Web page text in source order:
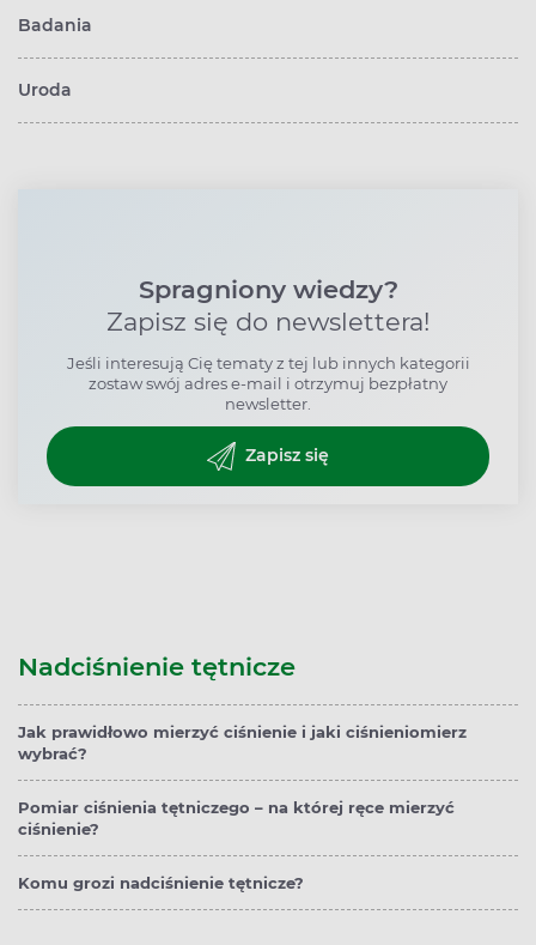
Badania
Uroda
Spragniony wiedzy?
Zapisz się do newslettera!
Jeśli interesują Cię tematy z tej lub innych kategorii
zostaw swój adres e-mail i otrzymuj bezpłatny
newsletter.
Zapisz się
Nadciśnienie tętnicze
Jak prawidłowo mierzyć ciśnienie i jaki ciśnieniomierz
wybrać?
Pomiar ciśnienia tętniczego – na której ręce mierzyć
ciśnienie?
Komu grozi nadciśnienie tętnicze?